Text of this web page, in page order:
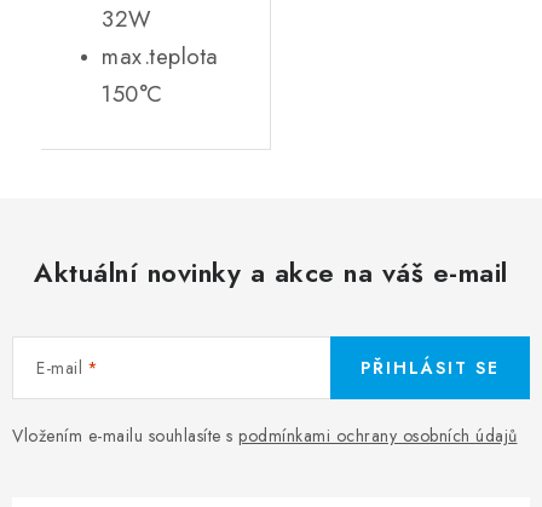
32W
max.teplota
150°C
Aktuální novinky a akce na váš e-mail
E-mail
Vložením e-mailu souhlasíte s podmínkami ochrany osobních údajů
PŘIHLÁSIT SE